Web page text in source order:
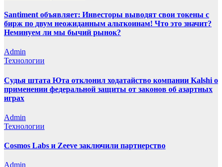
Santiment объявляет: Инвесторы выводят свои токены с
бирж по двум неожиданным альткоинам! Что это значит?
Неминуем ли мы бычий рынок?
Admin
Технологии
Судья штата Юта отклонил ходатайство компании Kalshi о
применении федеральной защиты от законов об азартных
играх
Admin
Технологии
Cosmos Labs и Zeeve заключили партнерство
Admin